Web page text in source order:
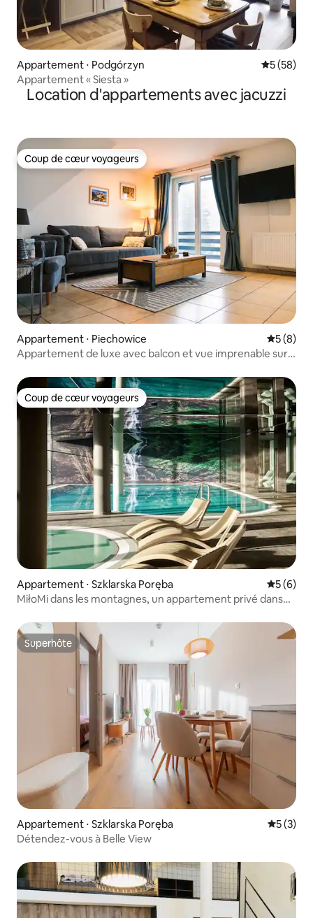
Appartement ⋅ Podgórzyn
5 (58)
Appartement « Siesta »
Location d'appartements avec jacuzzi
Coup de cœur voyageurs
Coup de cœur voyageurs
Appartement ⋅ Piechowice
5 (8)
Appartement de luxe avec balcon et vue imprenable sur
Coup de cœur voyageurs
Coup de cœur voyageurs
Appartement ⋅ Szklarska Poręba
5 (6)
MiłoMi dans les montagnes, un appartement privé dans
Superhôte
Superhôte
Appartement ⋅ Szklarska Poręba
5 (3)
Détendez-vous à Belle View